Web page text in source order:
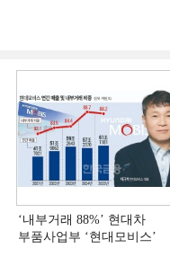
‘내부거래 88%ʼ 현대차
부품사업부 ‘현대모비스ʼ